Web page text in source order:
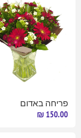
פריחה באדום
150.00 ₪